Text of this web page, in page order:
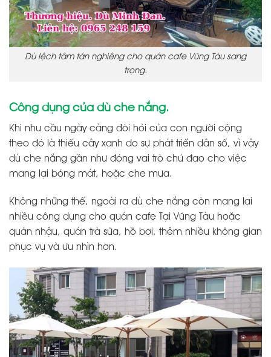
Dù lệch tâm tán nghiêng cho quán cafe Vũng Tàu sang
trọng.
Công dụng của dù che nắng.
Khi nhu cầu ngày càng đòi hỏi của con người cộng
theo đó là thiếu cây xanh do sự phát triển dân số, vì vậy
dù che nắng gần như đóng vai trò chủ đạo cho việc
mang lại bóng mát, hoặc che mưa.
Không những thế, ngoài ra dù che nắng còn mang lại
nhiều công dụng cho quán cafe Tại Vũng Tàu hoặc
quán nhậu, quán trà sữa, hồ bơi, thêm nhiều không gian
phục vụ và ưu nhìn hơn.